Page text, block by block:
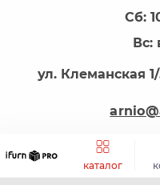
каталог
Сб:
Вс:
ул. Клеманская